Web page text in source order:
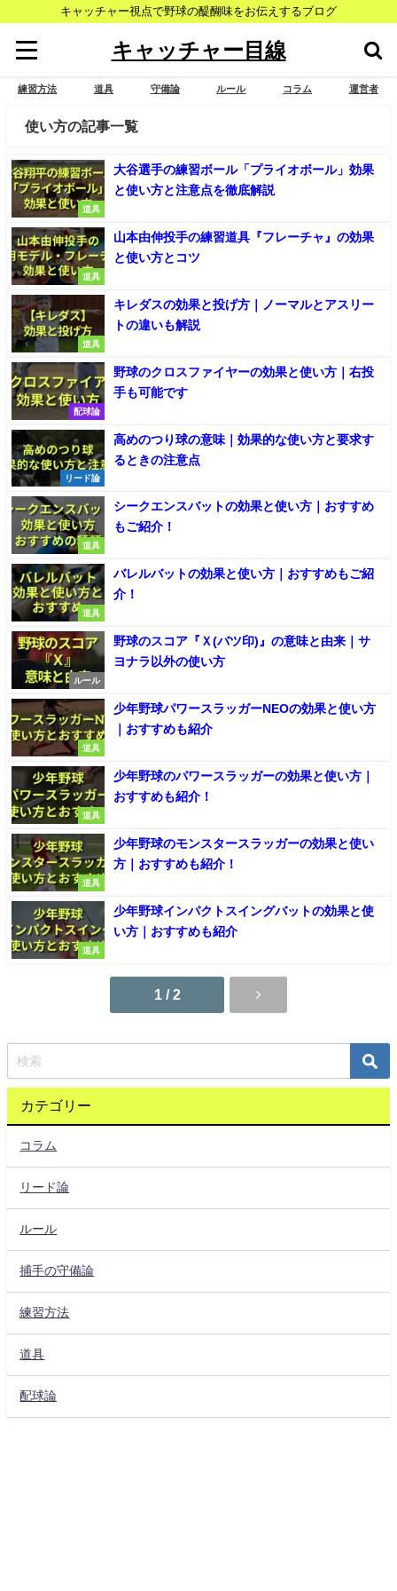
キャッチャー視点で野球の醍醐味をお伝えするブログ
キャッチャー目線
練習方法 道具 守備論 ルール コラム 運営者
使い方の記事一覧
道具
大谷選手の練習ボール「プライオボール」効果
と使い方と注意点を徹底解説
道具
山本由伸投手の練習道具『フレーチャ』の効果
と使い方とコツ
道具
キレダスの効果と投げ方｜ノーマルとアスリー
トの違いも解説
配球論
野球のクロスファイヤーの効果と使い方｜右投
手も可能です
リード論
高めのつり球の意味｜効果的な使い方と要求す
るときの注意点
道具
シークエンスバットの効果と使い方｜おすすめ
もご紹介！
道具
バレルバットの効果と使い方｜おすすめもご紹
介！
ルール
野球のスコア『Ｘ(バツ印)』の意味と由来｜サ
ヨナラ以外の使い方
道具
少年野球パワースラッガーNEOの効果と使い方
｜おすすめも紹介
道具
少年野球のパワースラッガーの効果と使い方｜
おすすめも紹介！
道具
少年野球のモンスタースラッガーの効果と使い
方｜おすすめも紹介！
道具
少年野球インパクトスイングバットの効果と使
い方｜おすすめも紹介
1 / 2
カテゴリー
コラム
リード論
ルール
捕手の守備論
練習方法
道具
配球論